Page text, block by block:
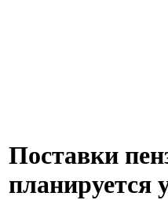
Поставки
планируется